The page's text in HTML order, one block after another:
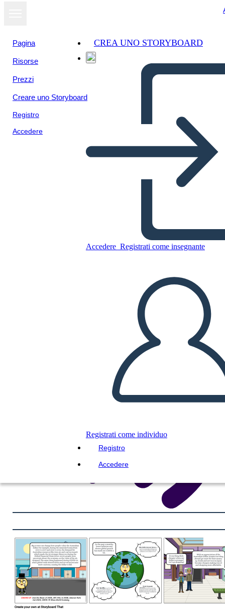
Pagina
Risorse
Prezzi
Creare uno Storyboard
Registro
Accedere
CREA UNO STORYBOARD
Accedere Registrati come insegnante
Registrati come individuo
Registro
Accedere
Copia questo Storyboard
RIPRODURRE LA PRESENTAZIONE
LEGGIMI
Visualizza
come